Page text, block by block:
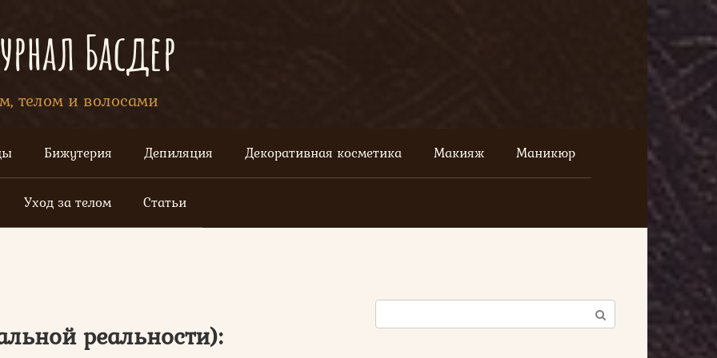
Басдер
телом и волосами
Бижутерия Депиляция Декоративная косметика Макияж Маникюр
Уход за телом Статьи
реальности):
Поиск: